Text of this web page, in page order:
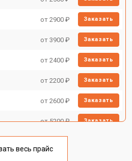
от 2900 ₽ Заказать
от 3900 ₽ Заказать
от 2400 ₽ Заказать
от 2200 ₽ Заказать
от 2600 ₽ Заказать
от 5200 ₽ Заказать
весь прайс